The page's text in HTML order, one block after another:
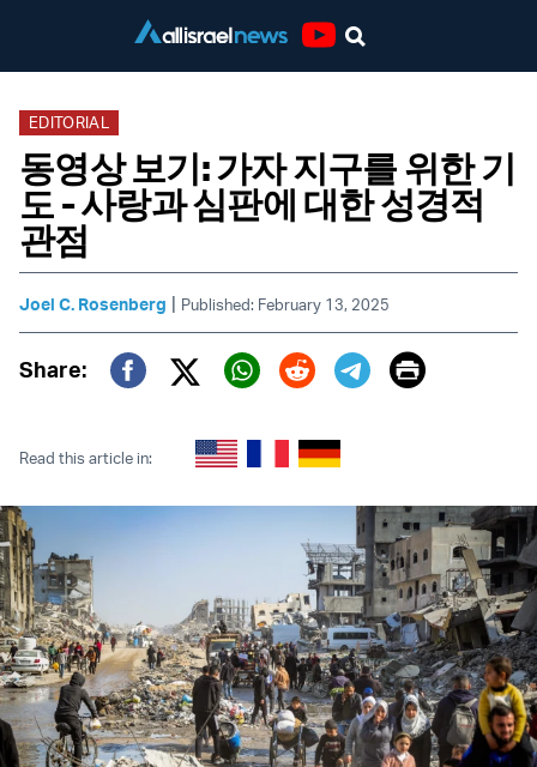
EDITORIAL
동영상 보기: 가자 지구를 위한 기
도 - 사랑과 심판에 대한 성경적
관점
Joel C. Rosenberg | Published: February 13, 2025
Share:
Twitter (X)
Print
Read this article in: